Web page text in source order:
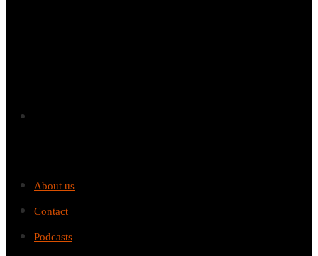
About us
Contact
Podcasts